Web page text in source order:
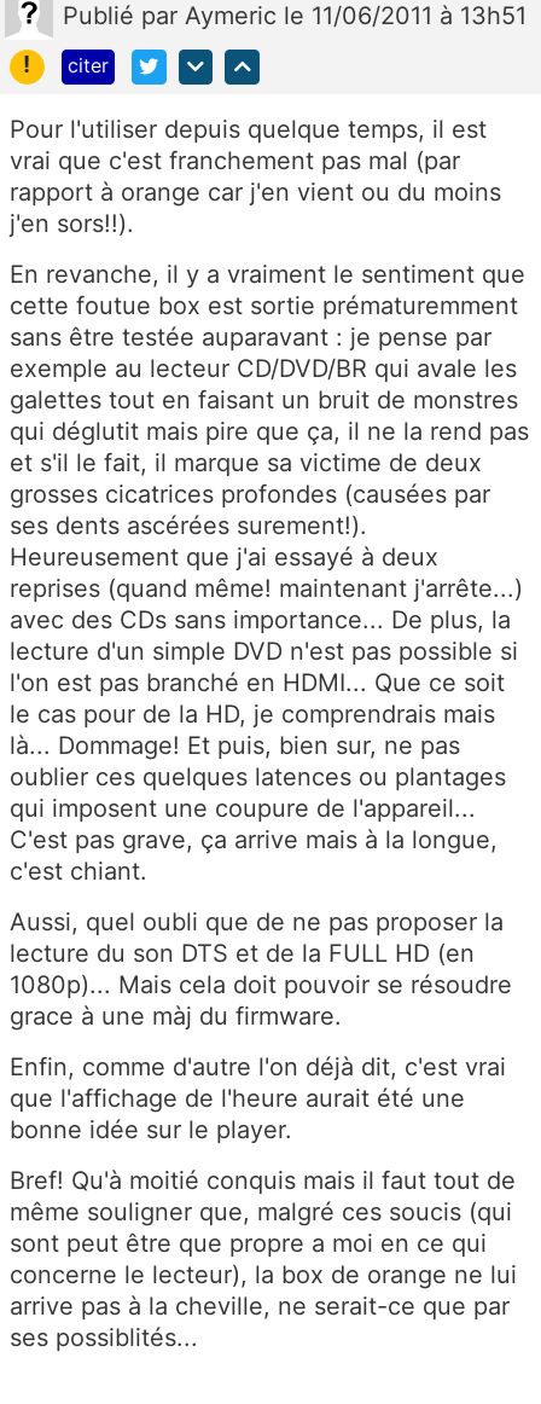
Publié par Aymeric le 11/06/2011 à 13h51
!
citer
Pour l'utiliser depuis quelque temps, il est
vrai que c'est franchement pas mal (par
rapport à orange car j'en vient ou du moins
j'en sors!!).
En revanche, il y a vraiment le sentiment que
cette foutue box est sortie prématuremment
sans être testée auparavant : je pense par
exemple au lecteur CD/DVD/BR qui avale les
galettes tout en faisant un bruit de monstres
qui déglutit mais pire que ça, il ne la rend pas
et s'il le fait, il marque sa victime de deux
grosses cicatrices profondes (causées par
ses dents ascérées surement!).
Heureusement que j'ai essayé à deux
reprises (quand même! maintenant j'arrête...)
avec des CDs sans importance... De plus, la
lecture d'un simple DVD n'est pas possible si
l'on est pas branché en HDMI... Que ce soit
le cas pour de la HD, je comprendrais mais
là... Dommage! Et puis, bien sur, ne pas
oublier ces quelques latences ou plantages
qui imposent une coupure de l'appareil...
C'est pas grave, ça arrive mais à la longue,
c'est chiant.
Aussi, quel oubli que de ne pas proposer la
lecture du son DTS et de la FULL HD (en
1080p)... Mais cela doit pouvoir se résoudre
grace à une màj du firmware.
Enfin, comme d'autre l'on déjà dit, c'est vrai
que l'affichage de l'heure aurait été une
bonne idée sur le player.
Bref! Qu'à moitié conquis mais il faut tout de
même souligner que, malgré ces soucis (qui
sont peut être que propre a moi en ce qui
concerne le lecteur), la box de orange ne lui
arrive pas à la cheville, ne serait-ce que par
ses possiblités...